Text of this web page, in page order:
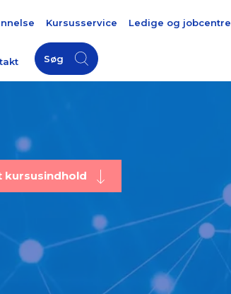
Kursusservice Ledige og jobcentre
Søg
kursusindhold